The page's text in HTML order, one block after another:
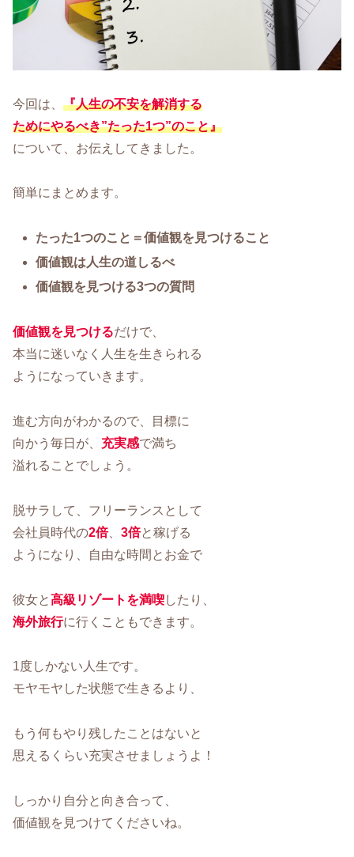
今回は、 『人生の不安を解消する
ためにやるべき”たった1つ”のこと』
について、お伝えしてきました。
簡単にまとめます。
たった1つのこと＝価値観を見つけること
価値観は人生の道しるべ
価値観を見つける3つの質問
価値観を見つけるだけで、
本当に迷いなく人生を生きられる
ようになっていきます。
進む方向がわかるので、目標に
向かう毎日が、 充実感で満ち
溢れることでしょう。
脱サラして、フリーランスとして
会社員時代の2倍、 3倍と稼げる
ようになり、自由な時間とお金で
彼女と高級リゾートを満喫したり、
海外旅行に行くこともできます。
1度しかない人生です。
モヤモヤした状態で生きるより、
もう何もやり残したことはないと
思えるくらい充実させましょうよ！
しっかり自分と向き合って、
価値観を見つけてくださいね。